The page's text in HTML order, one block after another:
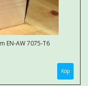
EN-AW 7075-T6
Köp